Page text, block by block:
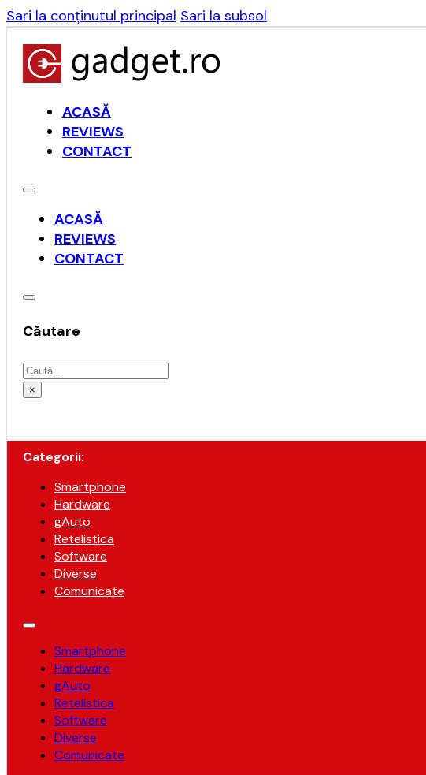
Sari la conținutul principal Sari la subsol
ACASĂ
REVIEWS
CONTACT
ACASĂ
REVIEWS
CONTACT
Căutare
Caută
×
Categorii:
Smartphone
Hardware
gAuto
Retelistica
Software
Diverse
Comunicate
Smartphone
Hardware
gAuto
Retelistica
Software
Diverse
Comunicate